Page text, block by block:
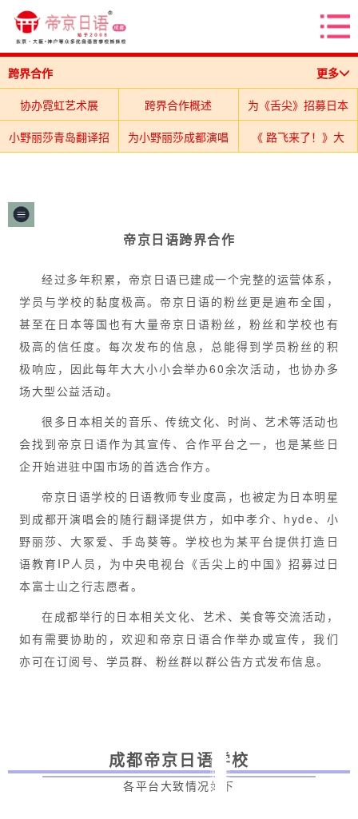
跨界合作
更多
协办霓虹艺术展
跨界合作概述
为《舌尖》招募日本
志愿者
小野丽莎青岛翻译招
为小野丽莎成都演唱
《 路飞来了！》大
浮世绘真迹展
邓老师为小野丽莎担
供翻译
翻译
言几又浮世绘沙龙
王老师为中孝介担当
演唱会翻译
同行合作
出云日语全国联盟
京阿尼爱心传送门
帝京日语跨界合作
经过多年积累，帝京日语已建成一个完整的运营体系，
学员与学校的黏度极高。帝京日语的粉丝更是遍布全国，
甚至在日本等国也有大量帝京日语粉丝，粉丝和学校也有
极高的信任度。每次发布的信息，总能得到学员粉丝的积
极响应，因此每年大大小小会举办60余次活动，也协办多
场大型公益活动。
很多日本相关的音乐、传统文化、时尚、艺术等活动也
会找到帝京日语作为其宣传、合作平台之一，也是某些日
企开始进驻中国市场的首选合作方。
帝京日语学校的日语教师专业度高，也被定为日本明星
到成都开演唱会的随行翻译提供方，如中孝介、hyde、小
野丽莎、大冢爱、手岛葵等。学校也为某平台提供打造日
语教育IP人员，为中央电视台《舌尖上的中国》招募过日
本富士山之行志愿者。
在成都举行的日本相关文化、艺术、美食等交流活动，
如有需要协助的，欢迎和帝京日语合作举办或宣传，我们
亦可在订阅号、学员群、粉丝群以群公告方式发布信息。
成都帝京日语学校
各平台大致情况如下